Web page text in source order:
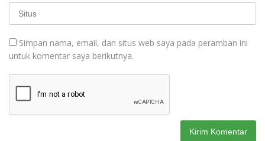
Simpan nama, email, dan situs web saya pada peramban ini
untuk komentar saya berikutnya.